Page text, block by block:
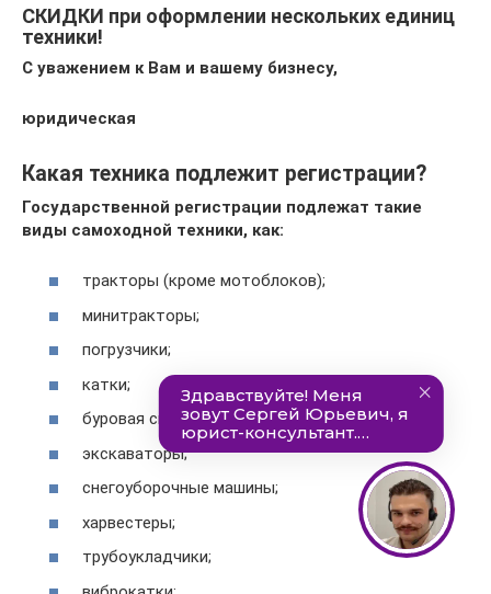
СКИДКИ при оформлении нескольких единиц
техники!
С уважением к Вам и вашему бизнесу,
юридическая
Какая техника подлежит регистрации?
Государственной регистрации подлежат такие
виды самоходной техники, как:
тракторы (кроме мотоблоков);
минитракторы;
погрузчики;
катки;
буровая спецтехника;
экскаваторы;
снегоуборочные машины;
харвестеры;
трубоукладчики;